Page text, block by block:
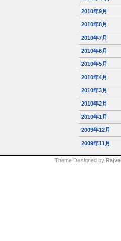
2010年9月
2010年8月
2010年7月
2010年6月
2010年5月
2010年4月
2010年3月
2010年2月
2010年1月
2009年12月
2009年11月
Theme Designed by